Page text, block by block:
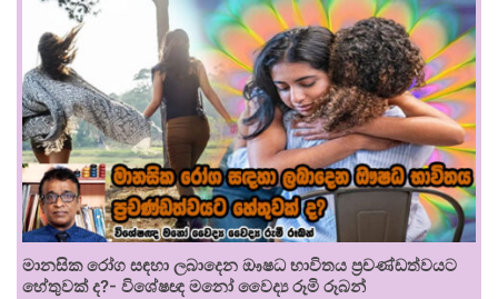
මානසික රෝග සඳහා ලබාදෙන ඖෂධ භාවිතය ප්‍රචණ්ඩත්වයට
හේතුවක් ද?- විශේෂඥ මනෝ වෛද්‍ය රූමි රූබන්